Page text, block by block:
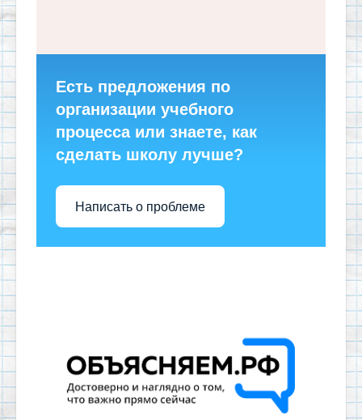
Есть предложения по
организации учебного
процесса или знаете, как
сделать школу лучше?
Написать о проблеме